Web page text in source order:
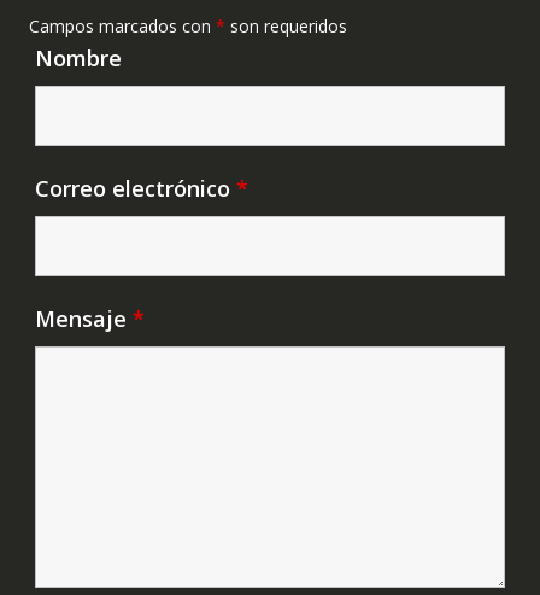
Campos marcados con * son requeridos
Nombre
Correo electrónico *
Mensaje *